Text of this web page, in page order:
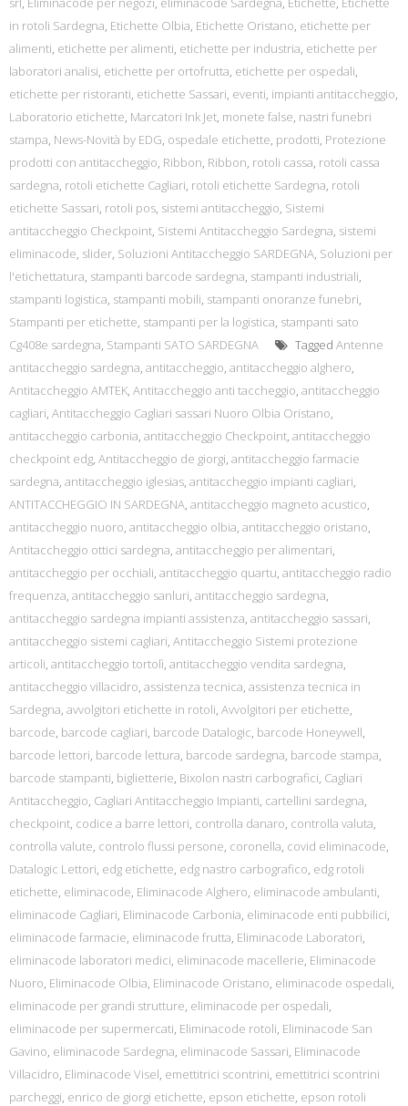
in rotoli Sardegna, Etichette Olbia, Etichette Oristano, etichette per
alimenti, etichette per alimenti, etichette per industria, etichette per
laboratori analisi, etichette per ortofrutta, etichette per ospedali,
etichette per ristoranti, etichette Sassari, eventi, impianti antitaccheggio,
Laboratorio etichette, Marcatori Ink Jet, monete false, nastri funebri
stampa, News-Novità by EDG, ospedale etichette, prodotti, Protezione
prodotti con antitaccheggio, Ribbon, Ribbon, rotoli cassa, rotoli cassa
sardegna, rotoli etichette Cagliari, rotoli etichette Sardegna, rotoli
etichette Sassari, rotoli pos, sistemi antitaccheggio, Sistemi
antitaccheggio Checkpoint, Sistemi Antitaccheggio Sardegna, sistemi
eliminacode, slider, Soluzioni Antitaccheggio SARDEGNA, Soluzioni per
l'etichettatura, stampanti barcode sardegna, stampanti industriali,
stampanti logistica, stampanti mobili, stampanti onoranze funebri,
Stampanti per etichette, stampanti per la logistica, stampanti sato
Cg408e sardegna, Stampanti SATO SARDEGNA Tagged Antenne
antitaccheggio sardegna, antitaccheggio, antitaccheggio alghero,
Antitaccheggio AMTEK, Antitaccheggio anti taccheggio, antitaccheggio
cagliari, Antitaccheggio Cagliari sassari Nuoro Olbia Oristano,
antitaccheggio carbonia, antitaccheggio Checkpoint, antitaccheggio
checkpoint edg, Antitaccheggio de giorgi, antitaccheggio farmacie
sardegna, antitaccheggio iglesias, antitaccheggio impianti cagliari,
ANTITACCHEGGIO IN SARDEGNA, antitaccheggio magneto acustico,
antitaccheggio nuoro, antitaccheggio olbia, antitaccheggio oristano,
Antitaccheggio ottici sardegna, antitaccheggio per alimentari,
antitaccheggio per occhiali, antitaccheggio quartu, antitaccheggio radio
frequenza, antitaccheggio sanluri, antitaccheggio sardegna,
antitaccheggio sardegna impianti assistenza, antitaccheggio sassari,
antitaccheggio sistemi cagliari, Antitaccheggio Sistemi protezione
articoli, antitaccheggio tortolì, antitaccheggio vendita sardegna,
antitaccheggio villacidro, assistenza tecnica, assistenza tecnica in
Sardegna, avvolgitori etichette in rotoli, Avvolgitori per etichette,
barcode, barcode cagliari, barcode Datalogic, barcode Honeywell,
barcode lettori, barcode lettura, barcode sardegna, barcode stampa,
barcode stampanti, biglietterie, Bixolon nastri carbografici, Cagliari
Antitaccheggio, Cagliari Antitaccheggio Impianti, cartellini sardegna,
checkpoint, codice a barre lettori, controlla danaro, controlla valuta,
controlla valute, controlo flussi persone, coronella, covid eliminacode,
Datalogic Lettori, edg etichette, edg nastro carbografico, edg rotoli
etichette, eliminacode, Eliminacode Alghero, eliminacode ambulanti,
eliminacode Cagliari, Eliminacode Carbonia, eliminacode enti pubbilici,
eliminacode farmacie, eliminacode frutta, Eliminacode Laboratori,
eliminacode laboratori medici, eliminacode macellerie, Eliminacode
Nuoro, Eliminacode Olbia, Eliminacode Oristano, eliminacode ospedali,
eliminacode per grandi strutture, eliminacode per ospedali,
eliminacode per supermercati, Eliminacode rotoli, Eliminacode San
Gavino, eliminacode Sardegna, eliminacode Sassari, Eliminacode
Villacidro, Eliminacode Visel, emettitrici scontrini, emettitrici scontrini
parcheggi, enrico de giorgi etichette, epson etichette, epson rotoli